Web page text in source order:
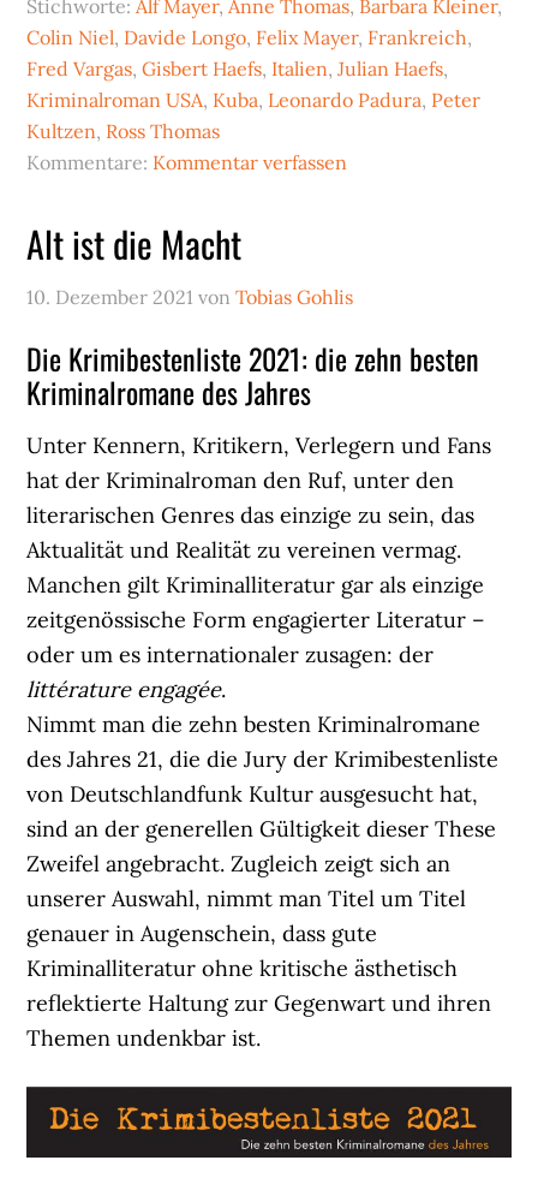
Stichworte:Alf Mayer,Anne Thomas, Barbara Kleiner,
Colin Niel, Davide Longo, Felix Mayer, Frankreich,
Fred Vargas,Gisbert Haefs, Italien,Julian Haefs,
Kriminalroman USA, Kuba, Leonardo Padura, Peter
Kultzen, Ross Thomas
Kommentare: Kommentar verfassen
Alt ist die Macht
10. Dezember 2021 vonTobias Gohlis
Die Krimibestenliste 2021: die zehn besten
Kriminalromane des Jahres
Unter Kennern, Kritikern, Verlegern und Fans
hat der Kriminalroman den Ruf, unter den
literarischen Genres das einzige zu sein, das
Aktualität und Realität zu vereinen vermag.
Manchen gilt Kriminalliteratur gar als einzige
zeitgenössische Form engagierter Literatur –
oder um es internationaler zusagen: der
littérature engagée.
Nimmt man die zehn besten Kriminalromane
des Jahres 21, die die Jury der Krimibestenliste
von Deutschlandfunk Kultur ausgesucht hat,
sind an der generellen Gültigkeit dieser These
Zweifel angebracht. Zugleich zeigt sich an
unserer Auswahl, nimmt man Titel um Titel
genauer in Augenschein, dass gute
Kriminalliteratur ohne kritische ästhetisch
reflektierte Haltung zur Gegenwart und ihren
Themen undenkbar ist.